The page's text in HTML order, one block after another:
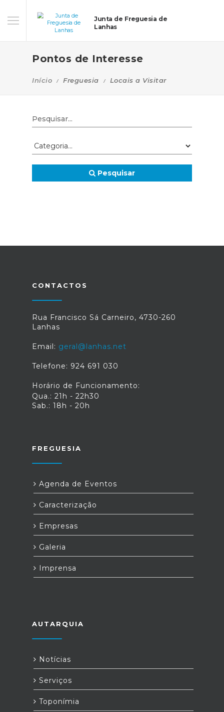
Junta de Freguesia de
Lanhas
Pontos de Interesse
Início Freguesia Locais a Visitar
Pesquisar
CONTACTOS
Rua Francisco Sá Carneiro, 4730-260
Lanhas
Email: geral@lanhas.net
Telefone: 924 691 030
Horário de Funcionamento:
Qua.: 21h - 22h30
Sab.: 18h - 20h
FREGUESIA
Agenda de Eventos
Caracterização
Empresas
Galeria
Imprensa
AUTARQUIA
Notícias
Serviços
Toponímia